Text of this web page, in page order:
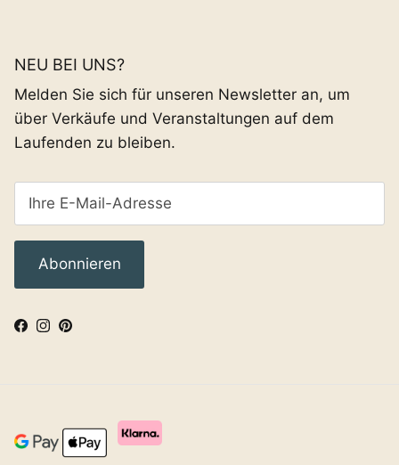
NEU BEI UNS?
Melden Sie sich für unseren Newsletter an, um
über Verkäufe und Veranstaltungen auf dem
Laufenden zu bleiben.
Abonnieren
Facebook
Instagram
Pinterest